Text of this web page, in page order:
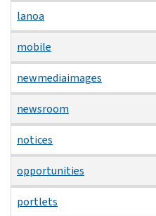
lanoa
mobile
newmediaimages
newsroom
notices
opportunities
portlets